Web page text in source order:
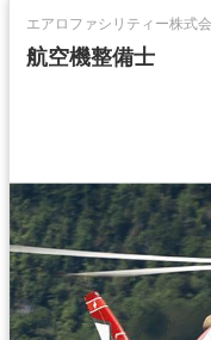
エアロファシリティー株式
航空機整備士